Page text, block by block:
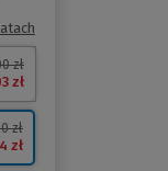
zł
zł
zł
zł